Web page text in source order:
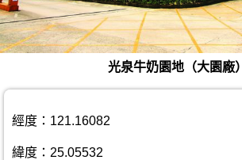
光泉牛奶園地（大園廠）
經度：121.16082
緯度：25.05532